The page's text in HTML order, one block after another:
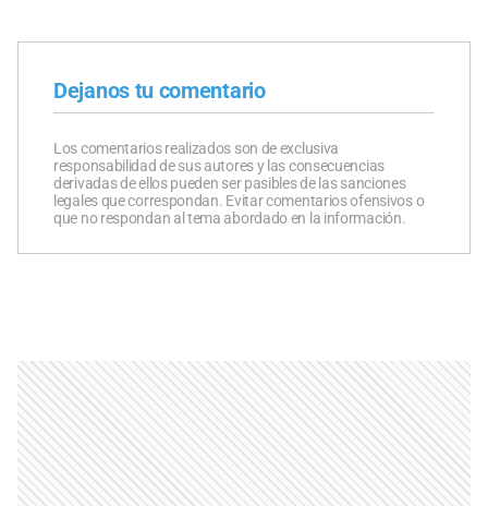
Dejanos tu comentario
Los comentarios realizados son de exclusiva
responsabilidad de sus autores y las consecuencias
derivadas de ellos pueden ser pasibles de las sanciones
legales que correspondan. Evitar comentarios ofensivos o
que no respondan al tema abordado en la información.